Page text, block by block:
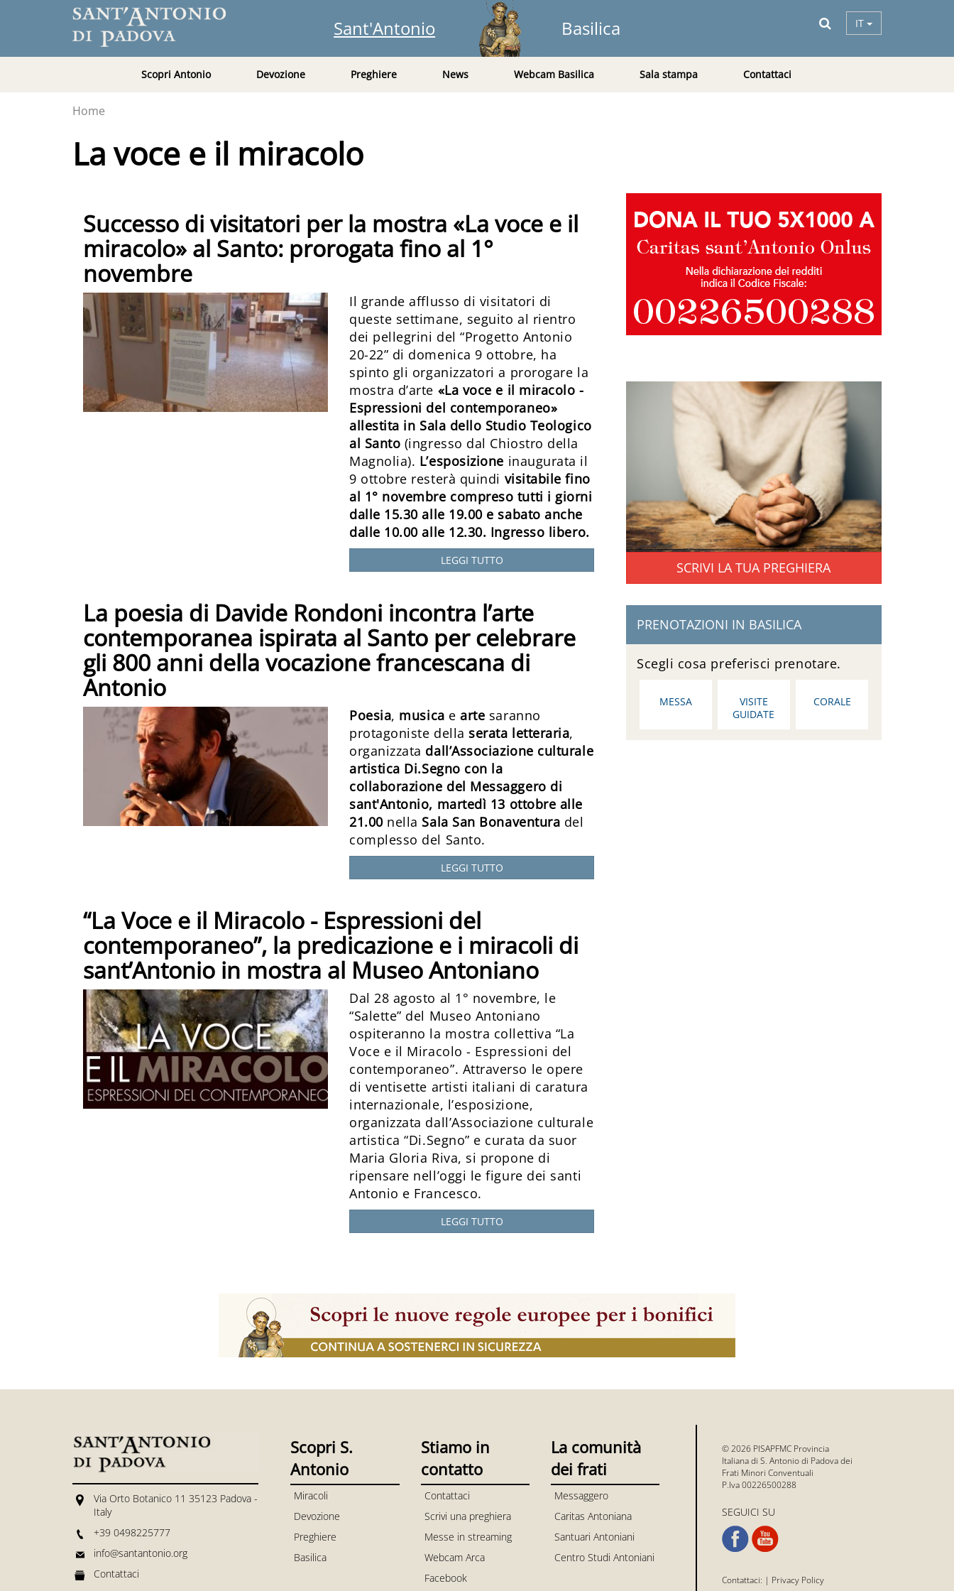
Sant'Antonio Basilica IT
Scopri Antonio Devozione Preghiere News Webcam Basilica Sala stampa Contattaci
Home
La voce e il miracolo
Successo di visitatori per la mostra «La voce e il
miracolo» al Santo: prorogata fino al 1°
novembre
Il grande afflusso di visitatori di
queste settimane, seguito al rientro
dei pellegrini del “Progetto Antonio
20-22” di domenica 9 ottobre, ha
spinto gli organizzatori a prorogare la
mostra d’arte «La voce e il miracolo -
Espressioni del contemporaneo»
allestita in Sala dello Studio Teologico
al Santo (ingresso dal Chiostro della
Magnolia). L’esposizione inaugurata il
9 ottobre resterà quindi visitabile fino
al 1° novembre compreso tutti i giorni
dalle 15.30 alle 19.00 e sabato anche
dalle 10.00 alle 12.30. Ingresso libero.
LEGGI TUTTO
La poesia di Davide Rondoni incontra l’arte
contemporanea ispirata al Santo per celebrare
gli 800 anni della vocazione francescana di
Antonio
Poesia, musica earte saranno
protagoniste dellaserata letteraria,
organizzata dall’Associazione culturale
artistica Di.Segno con la
collaborazione del Messaggero di
sant'Antonio, martedì 13 ottobre alle
21.00nella Sala San Bonaventura del
complesso del Santo.
LEGGI TUTTO
“La Voce e il Miracolo - Espressioni del
contemporaneo”, la predicazione e i miracoli di
sant’Antonio in mostra al Museo Antoniano
Dal 28 agosto al 1° novembre, le
“Salette” del Museo Antoniano
ospiteranno la mostra collettiva “La
Voce e il Miracolo - Espressioni del
contemporaneo”. Attraverso le opere
di ventisette artisti italiani di caratura
internazionale, l’esposizione,
organizzata dall’Associazione culturale
artistica “Di.Segno” e curata da suor
Maria Gloria Riva, si propone di
ripensare nell’oggi le figure dei santi
Antonio e Francesco.
LEGGI TUTTO
SCRIVI LA TUA PREGHIERA
PRENOTAZIONI IN BASILICA
Scegli cosa preferisci prenotare.
MESSA
VISITE
GUIDATE
CORALE
Via Orto Botanico 11 35123 Padova -
Italy
+39 0498225777
info@santantonio.org
Contattaci
Scopri S.
Antonio
Miracoli
Devozione
Preghiere
Basilica
Stiamo in
contatto
Contattaci
Scrivi una preghiera
Messe in streaming
Webcam Arca
Facebook
La comunità
dei frati
Messaggero
Caritas Antoniana
Santuari Antoniani
Centro Studi Antoniani
© 2026 PISAPFMC Provincia
Italiana di S. Antonio di Padova dei
Frati Minori Conventuali
P.Iva 00226500288
SEGUICI SU
Contattaci: | Privacy Policy